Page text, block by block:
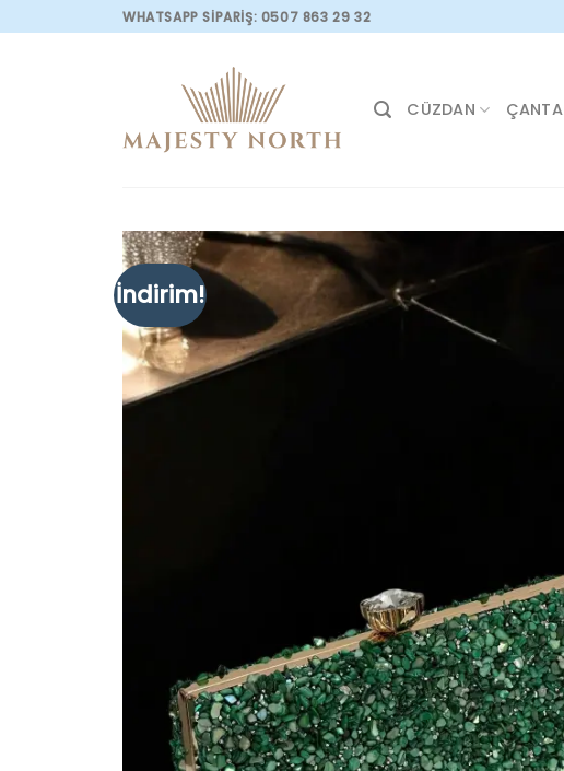
to
WHATSAPP SİPARİŞ: 0507 863 29 32
CÜZDAN ÇANTA
İndirim!